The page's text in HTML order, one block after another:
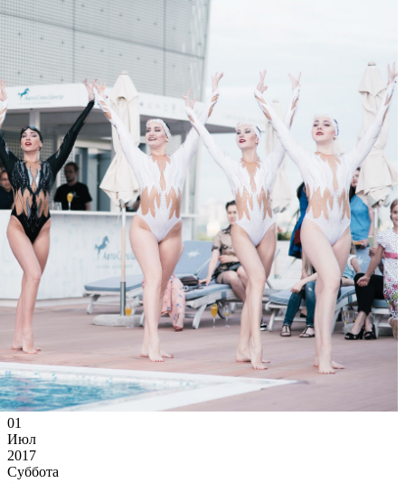
Юра Александров
поделиться
Вконтакте
6 330
1
Rose Bar Crocus/ другие события
01
Июл
2017
Суббота